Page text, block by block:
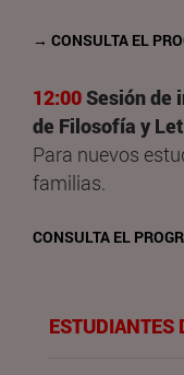
→ CONSULTA EL
12:00Sesión de
de Filosofía y
Para nuevos
familias.
CONSULTA EL
ESTUDIANTES